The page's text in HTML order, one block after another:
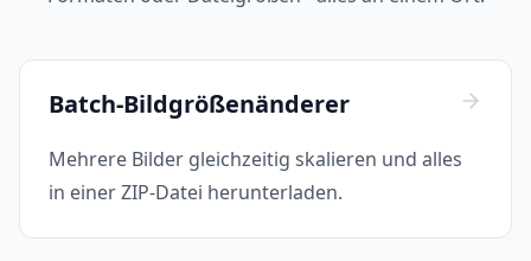
Batch-Bildgrößenänderer
Mehrere Bilder gleichzeitig skalieren und alles
in einer ZIP-Datei herunterladen.